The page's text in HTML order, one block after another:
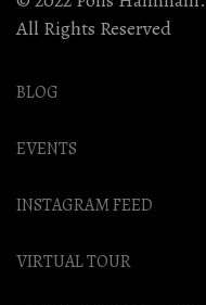
All Rights Reserved
BLOG
EVENTS
INSTAGRAM FEED
VIRTUAL TOUR